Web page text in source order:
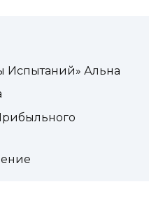
Испытаний» Альна